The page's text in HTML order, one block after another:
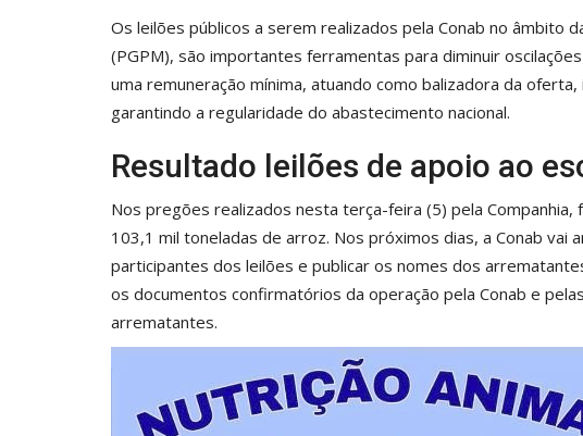
Os leilões públicos a serem realizados pela Conab no âmbito
(PGPM), são importantes ferramentas para diminuir
uma remuneração mínima, atuando como balizadora da
garantindo a regularidade do abastecimento nacional.
Resultado leilões de apoio ao
Nos pregões realizados nesta terça-feira (5) pela
103,1 mil toneladas de arroz. Nos próximos dias, a Conab vai
participantes dos leilões e publicar os nomes dos
os documentos confirmatórios da operação pela Conab e
arrematantes.